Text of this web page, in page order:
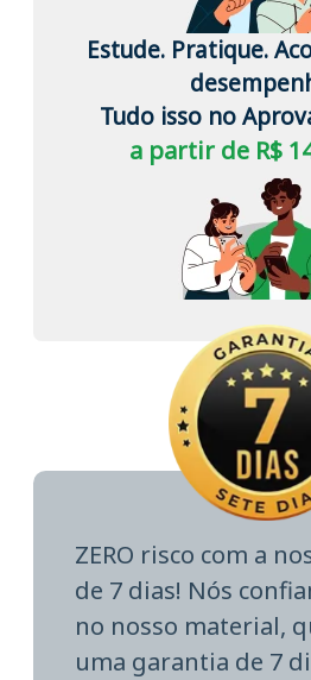
Estude. Pratique.
Tudo isso no
a partir de R$
ZERO risco com a
de 7 dias! Nós
no nosso material,
uma garantia de 7